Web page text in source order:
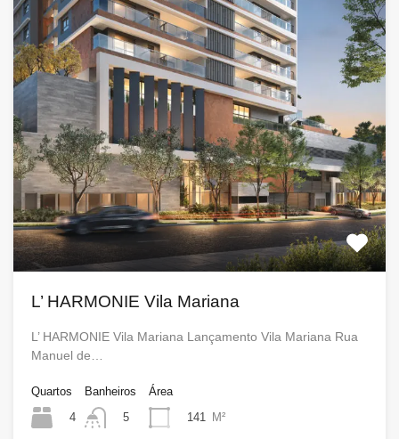
L’ HARMONIE Vila Mariana
L’ HARMONIE Vila Mariana Lançamento Vila Mariana Rua
Manuel de…
Quartos
4
Banheiros
5
Área
141
M²